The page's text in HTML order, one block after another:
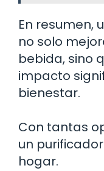
En resumen,
no solo
bebida, sino
impacto
bienestar.
Con tantas
un
hogar.